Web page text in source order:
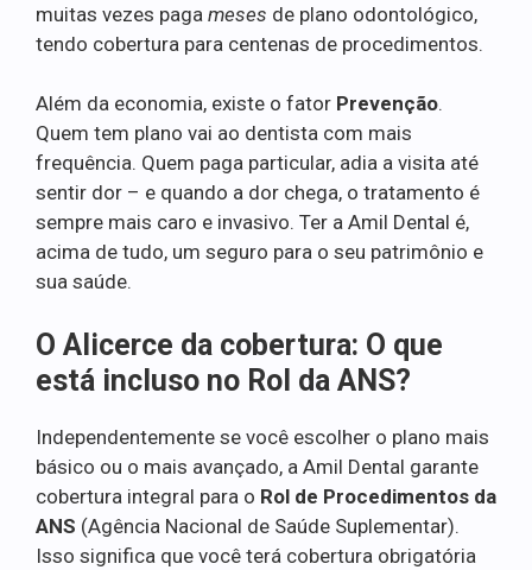
muitas vezes paga meses de plano odontológico,
tendo cobertura para centenas de procedimentos.
Além da economia, existe o fator Prevenção.
Quem tem plano vai ao dentista com mais
frequência. Quem paga particular, adia a visita até
sentir dor – e quando a dor chega, o tratamento é
sempre mais caro e invasivo. Ter a Amil Dental é,
acima de tudo, um seguro para o seu patrimônio e
sua saúde.
O Alicerce da cobertura: O que
está incluso no Rol da ANS?
Independentemente se você escolher o plano mais
básico ou o mais avançado, a Amil Dental garante
cobertura integral para o Rol de Procedimentos da
ANS (Agência Nacional de Saúde Suplementar).
Isso significa que você terá cobertura obrigatória